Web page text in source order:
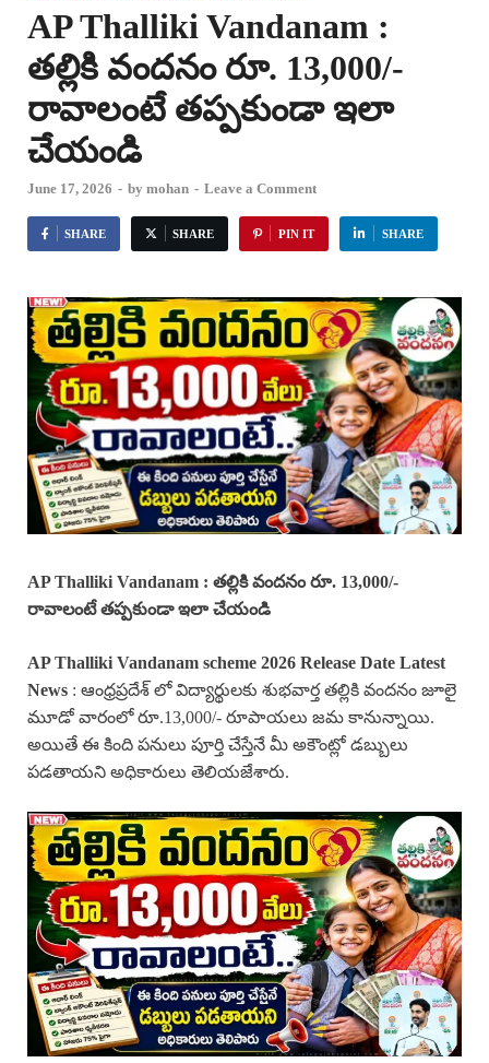
AP Thalliki Vandanam :
తల్లికి వందనం రూ. 13,000/-
రావాలంటే తప్పకుండా ఇలా
చేయండి
June 17, 2026 - by mohan - Leave a Comment
SHARE SHARE PIN IT SHARE
AP Thalliki Vandanam : తల్లికి వందనం రూ. 13,000/-
రావాలంటే తప్పకుండా ఇలా చేయండి
AP Thalliki Vandanam scheme 2026 Release Date Latest
News : ఆంధ్రప్రదేశ్ లో విద్యార్థులకు శుభవార్త తల్లికి వందనం జూలై
మూడో వారంలో రూ.13,000/- రూపాయలు జమ కానున్నాయి.
అయితే ఈ కింది పనులు పూర్తి చేస్తేనే మీ అకౌంట్లో డబ్బులు
పడతాయని అధికారులు తెలియజేశారు.